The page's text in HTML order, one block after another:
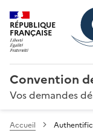
RÉPUBLIQUE
FRANÇAISE
Convention
Vos demandes
Accueil